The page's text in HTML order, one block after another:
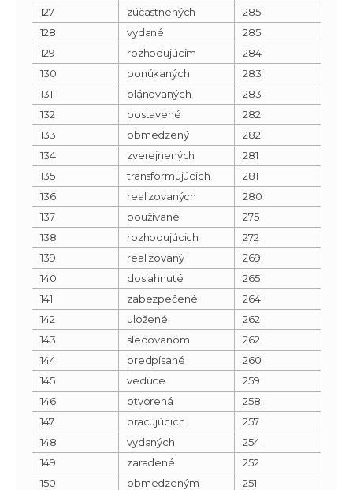
127
zúčastnených
285
128
vydané
285
129
rozhodujúcim
284
130
ponúkaných
283
131
plánovaných
283
132
postavené
282
133
obmedzený
282
134
zverejnených
281
135
transformujúcich
281
136
realizovaných
280
137
používané
275
138
rozhodujúcich
272
139
realizovaný
269
140
dosiahnuté
265
141
zabezpečené
264
142
uložené
262
143
sledovanom
262
144
predpísané
260
145
vedúce
259
146
otvorená
258
147
pracujúcich
257
148
vydaných
254
149
zaradené
252
150
obmedzeným
251